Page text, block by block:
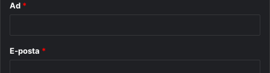
Ad *
E-posta *